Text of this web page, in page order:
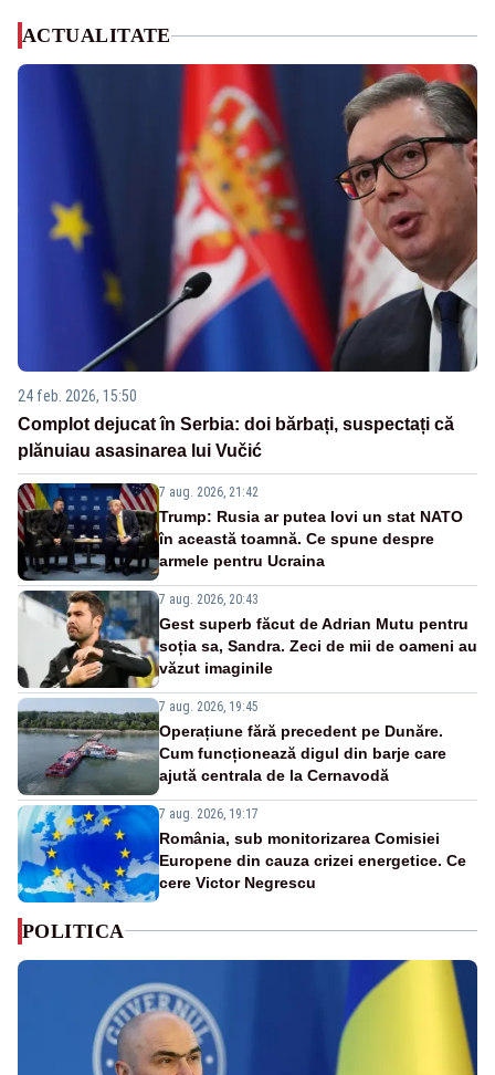
ACTUALITATE
24 feb. 2026, 15:50
Complot dejucat în Serbia: doi bărbați, suspectați că
plănuiau asasinarea lui Vučić
7 aug. 2026, 21:42
Trump: Rusia ar putea lovi un stat NATO
în această toamnă. Ce spune despre
armele pentru Ucraina
7 aug. 2026, 20:43
Gest superb făcut de Adrian Mutu pentru
soția sa, Sandra. Zeci de mii de oameni au
văzut imaginile
7 aug. 2026, 19:45
Operațiune fără precedent pe Dunăre.
Cum funcționează digul din barje care
ajută centrala de la Cernavodă
7 aug. 2026, 19:17
România, sub monitorizarea Comisiei
Europene din cauza crizei energetice. Ce
cere Victor Negrescu
POLITICA